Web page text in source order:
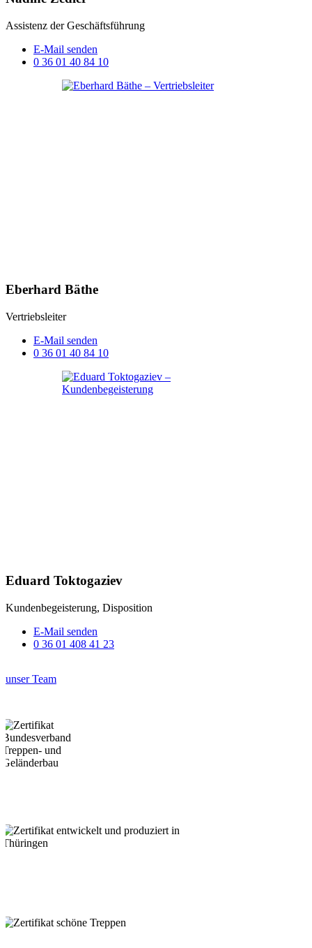
Assistenz der Geschäftsführung
E-Mail senden
0 36 01 40 84 10
Eberhard Bäthe
Vertriebsleiter
E-Mail senden
0 36 01 40 84 10
Eduard Toktogaziev
Kundenbegeisterung, Disposition
E-Mail senden
0 36 01 408 41 23
unser Team